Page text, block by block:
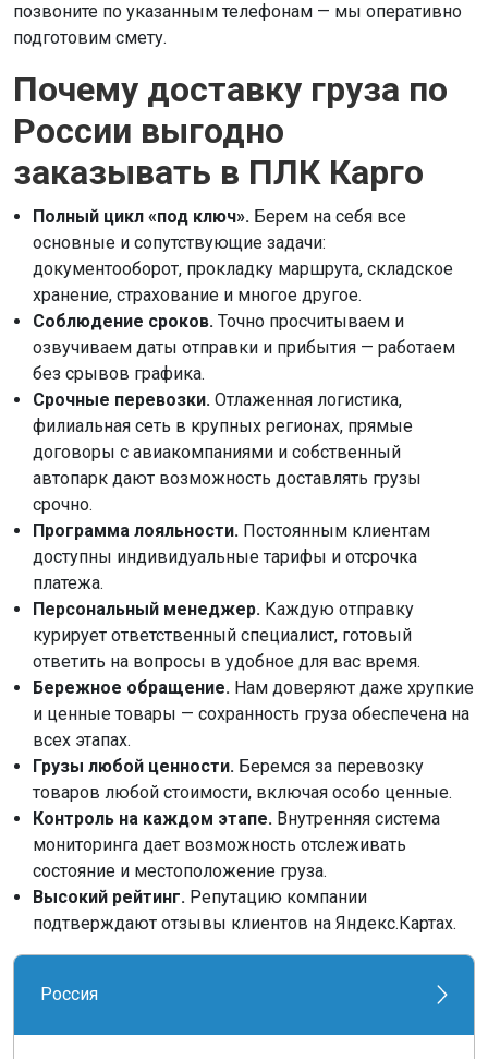
Россия
позвоните по указанным телефонам — мы оперативно
подготовим смету.
Почему доставку груза по
России выгодно
заказывать в ПЛК Карго
Полный цикл «под ключ». Берем на себя все
основные и сопутствующие задачи:
документооборот, прокладку маршрута, складское
хранение, страхование и многое другое.
Соблюдение сроков. Точно просчитываем и
озвучиваем даты отправки и прибытия — работаем
без срывов графика.
Срочные перевозки. Отлаженная логистика,
филиальная сеть в крупных регионах, прямые
договоры с авиакомпаниями и собственный
автопарк дают возможность доставлять грузы
срочно.
Программа лояльности. Постоянным клиентам
доступны индивидуальные тарифы и отсрочка
платежа.
Персональный менеджер. Каждую отправку
курирует ответственный специалист, готовый
ответить на вопросы в удобное для вас время.
Бережное обращение. Нам доверяют даже хрупкие
и ценные товары — сохранность груза обеспечена на
всех этапах.
Грузы любой ценности. Беремся за перевозку
товаров любой стоимости, включая особо ценные.
Контроль на каждом этапе. Внутренняя система
мониторинга дает возможность отслеживать
состояние и местоположение груза.
Высокий рейтинг. Репутацию компании
подтверждают отзывы клиентов на Яндекс.Картах.